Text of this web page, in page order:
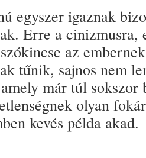
egyszer igaznak
Erre a cinizmusra,
az
tűnik, sajnos nem
már túl sokszor
olyan
kevés példa akad.